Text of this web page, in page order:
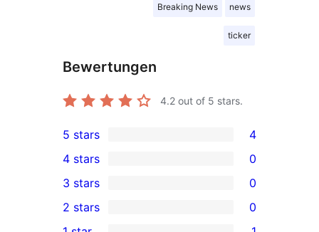
Breaking News news
ticker
Bewertungen
4.2 out of 5 stars.
4
5-
star
reviews
5 stars 4
4-
star
4 stars 0
0
3-
3 stars 0
2 stars
0